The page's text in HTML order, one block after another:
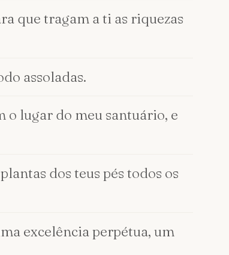
que tragam a ti as riquezas
assoladas.
o lugar do meu santuário, e
dos teus pés todos os
excelência perpétua, um